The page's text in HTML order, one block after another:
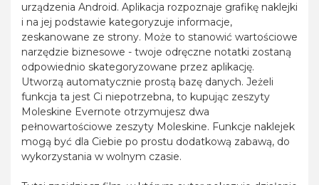
urządzenia Android. Aplikacja rozpoznaje grafikę naklejki
i na jej podstawie kategoryzuje informacje,
zeskanowane ze strony. Może to stanowić wartościowe
narzędzie biznesowe - twoje odręczne notatki zostaną
odpowiednio skategoryzowane przez aplikację.
Utworzą automatycznie prostą bazę danych. Jeżeli
funkcja ta jest Ci niepotrzebna, to kupując zeszyty
Moleskine Evernote otrzymujesz dwa
pełnowartościowe zeszyty Moleskine. Funkcje naklejek
mogą być dla Ciebie po prostu dodatkową zabawą, do
wykorzystania w wolnym czasie.